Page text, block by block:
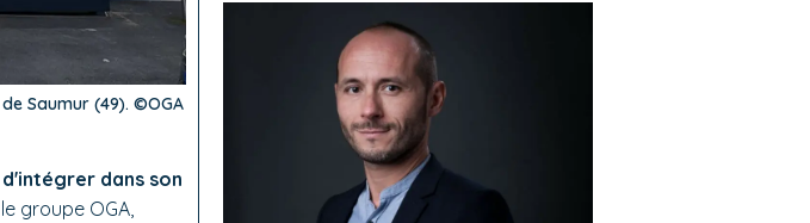
Saumur (49). ©OGA
dans son
groupe OGA,